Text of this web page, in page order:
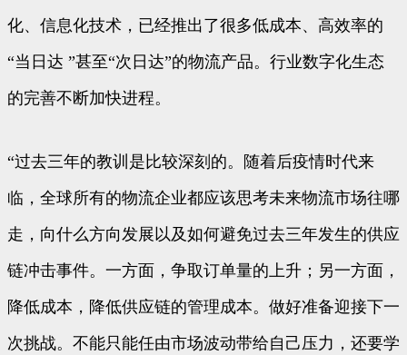
化、信息化技术，已经推出了很多低成本、高效率的
“当日达 ”甚至“次日达”的物流产品。行业数字化生态
的完善不断加快进程。
“过去三年的教训是比较深刻的。随着后疫情时代来
临，全球所有的物流企业都应该思考未来物流市场往哪
走，向什么方向发展以及如何避免过去三年发生的供应
链冲击事件。一方面，争取订单量的上升；另一方面，
降低成本，降低供应链的管理成本。做好准备迎接下一
次挑战。不能只能任由市场波动带给自己压力，还要学